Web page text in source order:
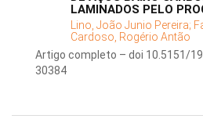
LAMINADOS PELO
Lino, João Junio Pereira;
Cardoso, Rogério Antão
Artigo completo – doi 10.5151/
30384